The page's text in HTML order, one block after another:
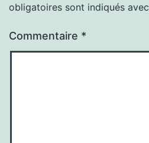
obligatoires sont indiqués avec
Commentaire *